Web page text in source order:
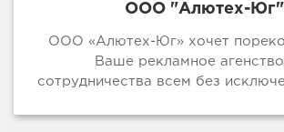
ООО "Алютех-Юг"
ООО «Алютех-Юг» хочет
Ваше рекламное
сотрудничества всем без